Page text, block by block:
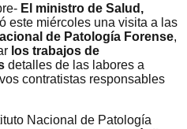
El ministro de Salud,
este miércoles una visita a las
de Patología Forense,
los trabajos de
detalles de las labores a
contratistas responsables
Nacional de Patología